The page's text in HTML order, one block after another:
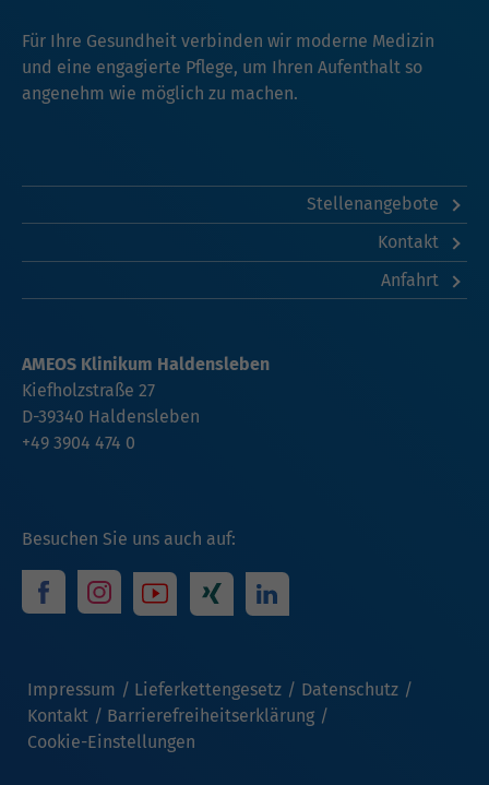
Für Ihre Gesundheit verbinden wir moderne Medizin
und eine engagierte Pflege, um Ihren Aufenthalt so
angenehm wie möglich zu machen.
Stellenangebote
Kontakt
Anfahrt
Besuchen Sie uns auch auf:
Impressum Lieferkettengesetz
Datenschutz
Kontakt
Barrierefreiheitserklärung
Cookie-Einstellungen
AMEOS Klinikum Haldensleben
Kiefholzstraße 27
D-39340 Haldensleben
+49 3904 474 0